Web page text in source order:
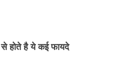
होते है ये कई फायदे